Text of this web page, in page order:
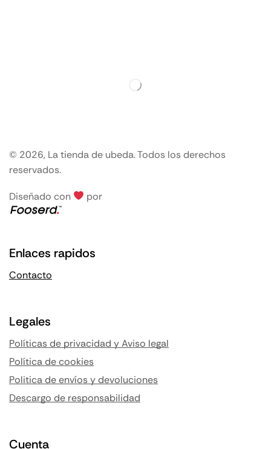
© 2026, La tienda de ubeda. Todos los derechos
reservados.
Diseñado con por
Enlaces rapidos
Contacto
Legales
Políticas de privacidad y Aviso legal
Política de cookies
Politica de envíos y devoluciones
Descargo de responsabilidad
Cuenta